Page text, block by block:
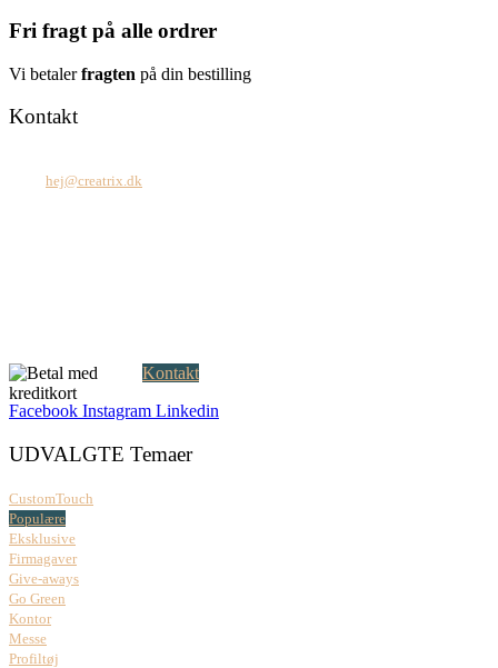
Fri fragt på alle ordrer
Vi betalerfragten på din bestilling
Kontakt
hej@creatrix.dk
Kontakt
Facebook Instagram Linkedin
UDVALGTE Temaer
CustomTouch
Populære
Eksklusive
Firmagaver
Give-aways
Go Green
Kontor
Messe
Profiltøj